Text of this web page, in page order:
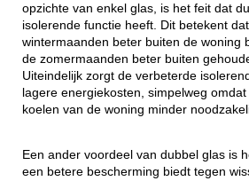
opzichte van enkel glas, is het feit dat
isolerende functie heeft. Dit betekent
wintermaanden beter buiten de woning
de zomermaanden beter buiten
Uiteindelijk zorgt de verbeterde
lagere energiekosten, simpelweg
koelen van de woning minder
Een ander voordeel van dubbel glas is
een betere bescherming biedt tegen